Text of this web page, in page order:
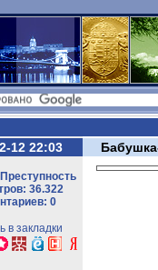
12 22:03
36.322
0
в закладки